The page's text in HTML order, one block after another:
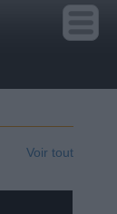
Voir tout